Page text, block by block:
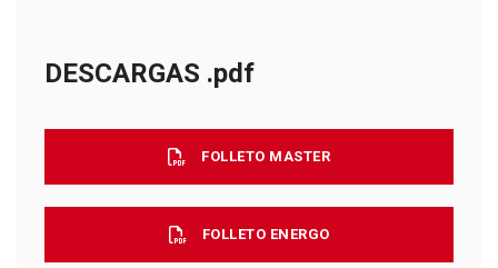
DESCARGAS .pdf
FOLLETO MASTER
FOLLETO ENERGO